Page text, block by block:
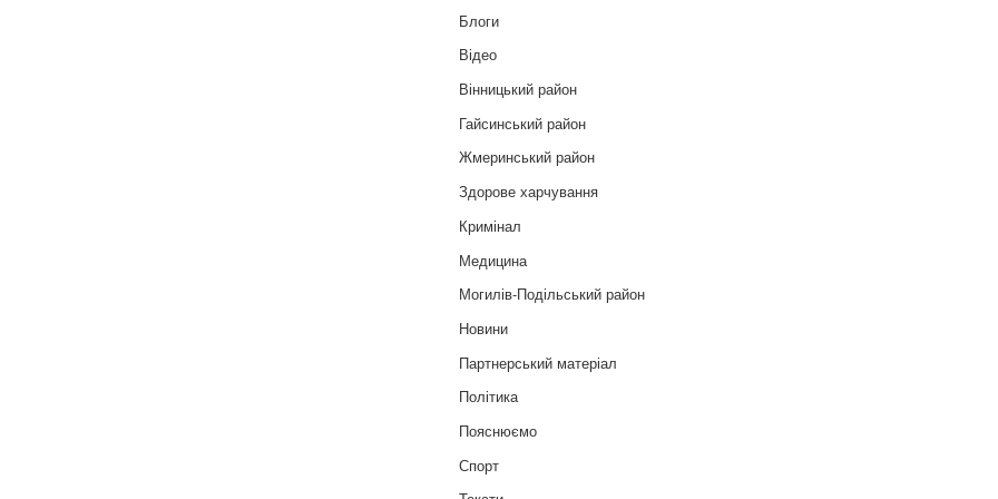
Блоги
Відео
Вінницький район
Гайсинський район
Жмеринський район
Здорове харчування
Кримінал
Медицина
Могилів-Подільський район
Новини
Партнерський матеріал
Політика
Пояснюємо
Спорт